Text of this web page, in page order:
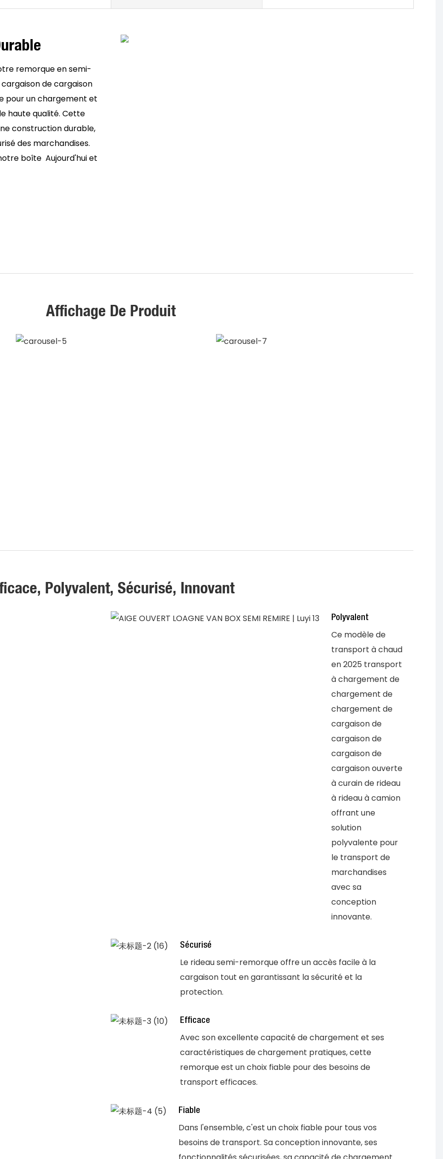
remorque en semi-
de cargaison
pour un chargement et
haute qualité. Cette
construction durable,
des marchandises.
boîte Aujourd'hui et
Affichage De Produit
Polyvalent, Sécurisé, Innovant
Polyvalent
Ce modèle de
transport à chaud
en 2025 transport
à chargement de
chargement de
chargement de
cargaison de
cargaison de
cargaison de
cargaison ouverte
à curain de rideau
à rideau à camion
offrant une
solution
polyvalente pour
le transport de
marchandises
avec sa
conception
innovante.
Sécurisé
Le rideau semi-remorque offre un accès facile à la
cargaison tout en garantissant la sécurité et la
protection.
Efficace
Avec son excellente capacité de chargement et ses
caractéristiques de chargement pratiques, cette
remorque est un choix fiable pour des besoins de
transport efficaces.
Fiable
Dans l'ensemble, c'est un choix fiable pour tous vos
besoins de transport. Sa conception innovante, ses